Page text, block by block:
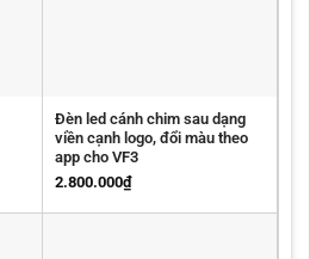
Đèn led cánh chim sau dạng
viền cạnh logo, đổi màu theo
app cho VF3
2.800.000₫